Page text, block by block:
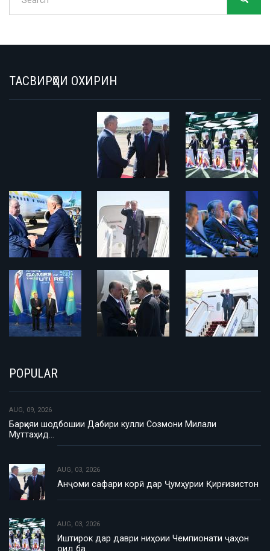
Search
ТАСВИРҲОИ ОХИРИН
POPULAR
AUG, 09, 2026
Барқияи шодбошии Дабири кулли Созмони Милали
Муттаҳид…
AUG, 03, 2026
Анҷоми сафари корӣ дар Ҷумҳурии Қирғизистон
AUG, 03, 2026
Иштирок дар даври ниҳоии Чемпионати ҷаҳон
оид ба…